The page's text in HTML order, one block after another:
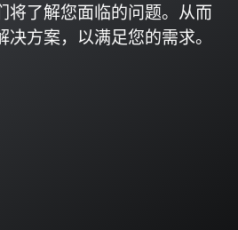
将了解您面临的问题。从而
方案，以满足您的需求。